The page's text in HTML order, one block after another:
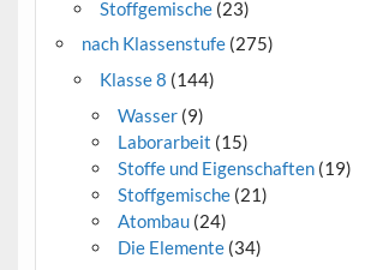
Stoffgemische(23)
nach Klassenstufe(275)
Klasse 8 (144)
Wasser (9)
Laborarbeit (15)
Stoffe und Eigenschaften (19)
Stoffgemische (21)
Atombau (24)
Die Elemente (34)